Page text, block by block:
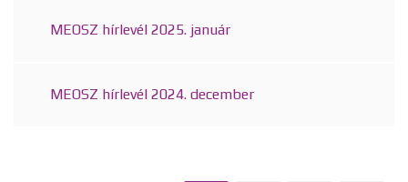
MEOSZ hírlevél 2025. január
MEOSZ hírlevél 2024. december